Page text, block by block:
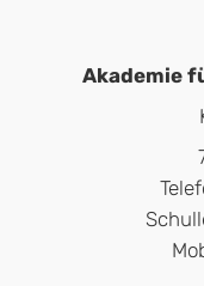
Akademie